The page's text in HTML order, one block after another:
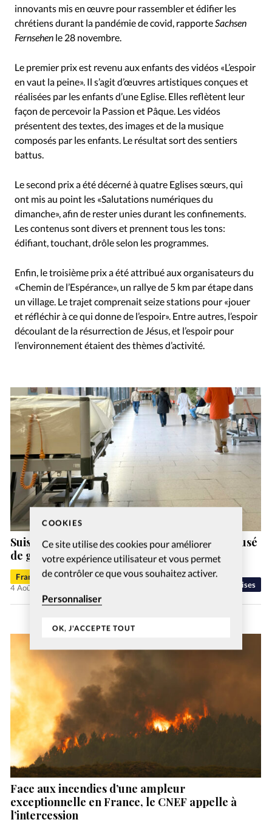
COOKIES
Ce site utilise des cookies pour améliorer
votre expérience utilisateur et vous permet
de contrôler ce que vous souhaitez activer.
Personnaliser
OK, J'ACCEPTE TOUT
innovants mis en œuvre pour rassembler et édifier les
chrétiens durant la pandémie de covid, rapporte Sachsen
Fernsehen le 28 novembre.
Le premier prix est revenu aux enfants des vidéos «L’espoir
en vaut la peine». Il s’agit d’œuvres artistiques conçues et
réalisées par les enfants d’une Eglise. Elles reflètent leur
façon de percevoir la Passion et Pâque. Les vidéos
présentent des textes, des images et de la musique
composés par les enfants. Le résultat sort des sentiers
battus.
Le second prix a été décerné à quatre Eglises sœurs, qui
ont mis au point les «Salutations numériques du
dimanche», afin de rester unies durant les confinements.
Les contenus sont divers et prennent tous les tons:
édifiant, touchant, drôle selon les programmes.
Enfin, le troisième prix a été attribué aux organisateurs du
«Chemin de l’Espérance», un rallye de 5 km par étape dans
un village. Le trajet comprenait seize stations pour «jouer
et réfléchir à ce qui donne de l’espoir». Entre autres, l’espoir
découlant de la résurrection de Jésus, et l’espoir pour
l’environnement étaient des thèmes d’activité.
Eglises
Suisse: un ex-pasteur de la vallée de Joux accusé
de gestes déplacés
Francis-George Sarpédon
4 Août 2026
Face aux incendies d’une ampleur
exceptionnelle en France, le CNEF appelle à
l’intercession